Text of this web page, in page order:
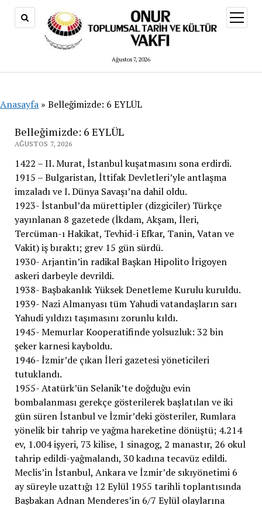
Ağustos 7, 2026
aç
Anasayfa » Belleğimizde: 6 EYLÜL
Belleğimizde: 6 EYLÜL
AĞUSTOS 7, 2026
1422 – II. Murat, İstanbul kuşatmasını sona erdirdi.
1915 – Bulgaristan, İttifak Devletleri’yle antlaşma
imzaladı ve I. Dünya Savaşı’na dahil oldu.
1923- İstanbul’da mürettipler (dizgiciler) Türkçe
yayınlanan 8 gazetede (İkdam, Akşam, İleri,
Tercüman-ı Hakikat, Tevhid-i Efkar, Tanin, Vatan ve
Vakit) iş bıraktı; grev 15 gün sürdü.
1930- Arjantin’in radikal Başkan Hipolito İrigoyen
askeri darbeyle devrildi.
1938- Başbakanlık Yüksek Denetleme Kurulu kuruldu.
1939- Nazi Almanyası tüm Yahudi vatandaşların sarı
Yahudi yıldızı taşımasını zorunlu kıldı.
1945- Memurlar Kooperatifinde yolsuzluk: 32 bin
şeker karnesi kayboldu.
1946- İzmir’de çıkan İleri gazetesi yöneticileri
tutuklandı.
1955- Atatürk’ün Selanik’te doğduğu evin
bombalanması gerekçe gösterilerek başlatılan ve iki
gün süren İstanbul ve İzmir’deki gösteriler, Rumlara
yönelik bir tahrip ve yağma hareketine dönüştü; 4.214
ev, 1.004 işyeri, 73 kilise, 1 sinagog, 2 manastır, 26 okul
tahrip edildi-yağmalandı, 30 kadına tecavüz edildi.
Meclis’in İstanbul, Ankara ve İzmir’de sıkıyönetimi 6
ay süreyle uzattığı 12 Eylül 1955 tarihli toplantısında
Başbakan Adnan Menderes’in 6/7 Eylül olaylarına